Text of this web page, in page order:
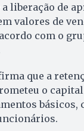
liberação de
valores de
com o
que a
o
básicos,